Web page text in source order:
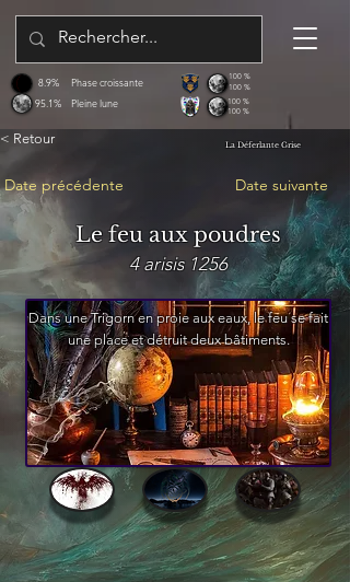
95.1%
8.9%
Pleine lune
Phase croissante
100 %
100 %
100 %
100 %
< Retour
Date précédente
La Déferlante Grise
Date suivante
Le feu aux poudres
4 arisis 1256
Dans une Trigorn en proie aux eaux, le feu se fait
une place et détruit deux bâtiments.